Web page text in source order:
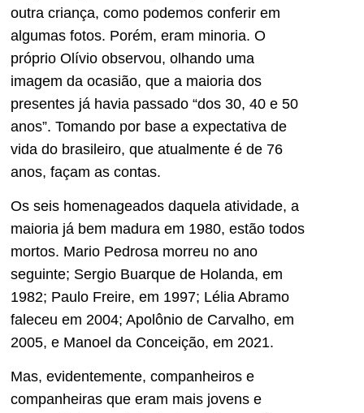
outra criança, como podemos conferir em
algumas fotos. Porém, eram minoria. O
próprio Olívio observou, olhando uma
imagem da ocasião, que a maioria dos
presentes já havia passado “dos 30, 40 e 50
anos”. Tomando por base a expectativa de
vida do brasileiro, que atualmente é de 76
anos, façam as contas.
Os seis homenageados daquela atividade, a
maioria já bem madura em 1980, estão todos
mortos. Mario Pedrosa morreu no ano
seguinte; Sergio Buarque de Holanda, em
1982; Paulo Freire, em 1997; Lélia Abramo
faleceu em 2004; Apolônio de Carvalho, em
2005, e Manoel da Conceição, em 2021.
Mas, evidentemente, companheiros e
companheiras que eram mais jovens e